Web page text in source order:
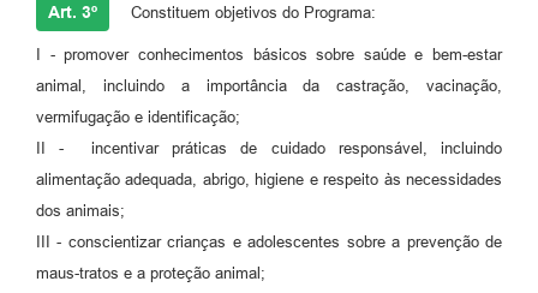
Art. 3º Constituem objetivos do Programa:
I - promover conhecimentos básicos sobre saúde e bem-estar
animal, incluindo a importância da castração, vacinação,
vermifugação e identificação;
II - incentivar práticas de cuidado responsável, incluindo
alimentação adequada, abrigo, higiene e respeito às necessidades
dos animais;
III - conscientizar crianças e adolescentes sobre a prevenção de
maus-tratos e a proteção animal;